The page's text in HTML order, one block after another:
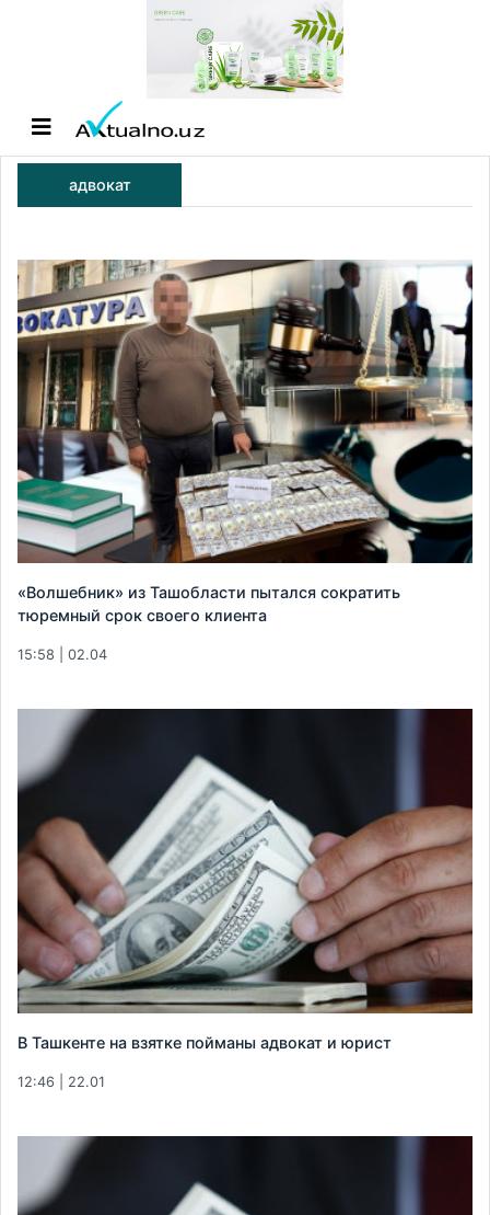
адвокат
«Волшебник» из Ташобласти пытался сократить
тюремный срок своего клиента
15:58 | 02.04
В Ташкенте на взятке пойманы адвокат и юрист
12:46 | 22.01